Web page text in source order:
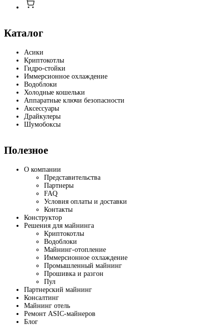
Каталог
Асики
Криптокотлы
Гидро-стойки
Иммерсионное охлаждение
Водоблоки
Холодные кошельки
Аппаратные ключи безопасности
Аксессуары
Драйкулеры
Шумобоксы
Полезное
О компании
Представительства
Партнеры
FAQ
Условия оплаты и доставки
Контакты
Конструктор
Решения для майнинга
Криптокотлы
Водоблоки
Майнинг-отопление
Иммерсионное охлаждение
Промышленный майнинг
Прошивка и разгон
Пул
Партнерский майнинг
Консалтинг
Майнинг отель
Ремонт ASIC-майнеров
Блог